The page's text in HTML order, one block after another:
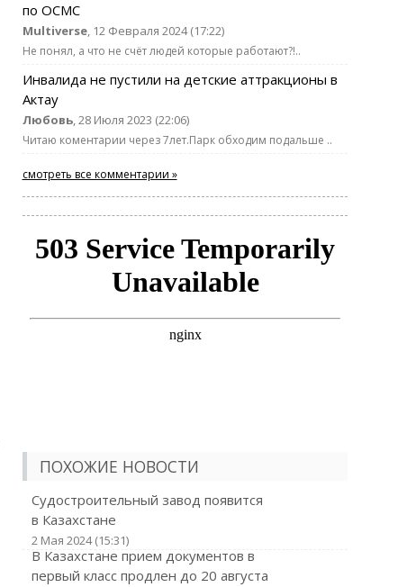
по ОСМС
Multiverse, 12 Февраля 2024 (17:22)
Не понял, а что не счёт людей которые работают?!..
Инвалида не пустили на детские аттракционы в
Актау
Любовь, 28 Июля 2023 (22:06)
Читаю коментарии через 7лет.Парк обходим подальше ..
смотреть все комментарии »
ПОХОЖИЕ НОВОСТИ
Судостроительный завод появится
в Казахстане
2 Мая 2024 (15:31)
В Казахстане прием документов в
первый класс продлен до 20 августа